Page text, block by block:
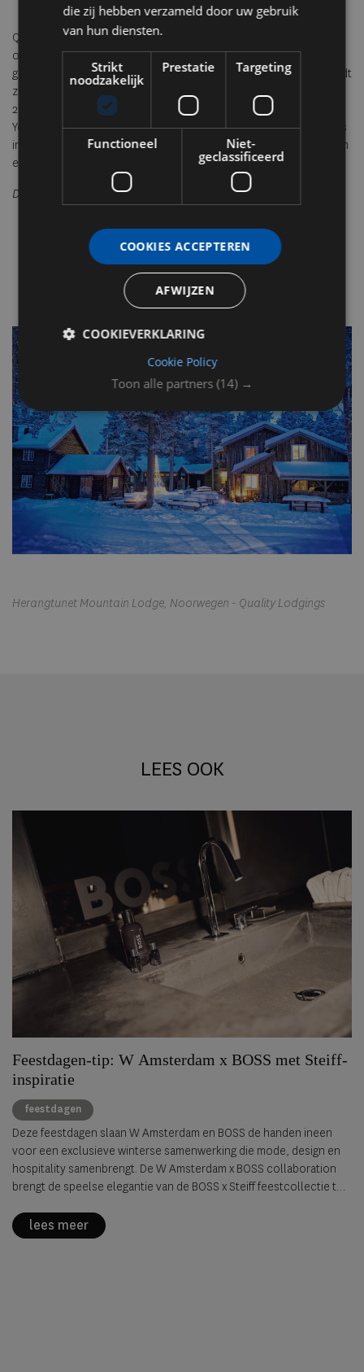
Quality Lodgings is al meer dan twintig jaar een collectie van
onafhankelijke kwaliteitshotels in Europa, waar authentieke
gastvrijheid, karakter en gastronomie samenkomen. Elk hotel wordt
zorgvuldig geselecteerd op sfeer, identiteit en vakmanschap. In
2024 werd Quality Lodgings uitgeroepen tot Hotel Group of the
Year door The European Hotel Awards. De collectie telt 126 hotels
in acht landen. Alle adressen zijn te vinden via qualitylodgings.com
en in de jaarlijkse QL Guide.
De QL Giftcard is eenvoudig
te bestellen.
Herangtunet Mountain Lodge, Noorwegen - Quality Lodgings
LEES OOK
Feestdagen-tip: W Amsterdam x BOSS met Steiff-
inspiratie
feestdagen
Deze feestdagen slaan W Amsterdam en BOSS de handen ineen
voor een exclusieve winterse samenwerking die mode, design en
hospitality samenbrengt. De W Amsterdam x BOSS collaboration
brengt de speelse elegantie van de BOSS x Steiff feestcollectie tot
verrassende experience waarin luxe en speelsheid elkaar
versterken.
lees meer
die zij hebben verzameld door uw gebruik
van hun diensten.
Toon alle partners (14) →
Strikt
noodzakelijk
Prestatie Targeting
Functioneel
Niet-
geclassificeerd
COOKIES ACCEPTEREN
AFWIJZEN
COOKIEVERKLARING
Cookie Policy